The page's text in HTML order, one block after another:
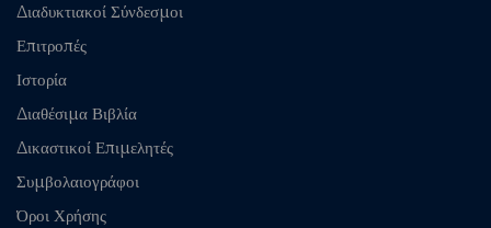
Διαδυκτιακοί Σύνδεσμοι
Επιτροπές
Ιστορία
Διαθέσιμα Βιβλία
Δικαστικοί Επιμελητές
Συμβολαιογράφοι
Όροι Χρήσης